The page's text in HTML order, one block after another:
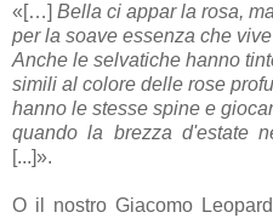
«[…] Bella ci appar la rosa,
per la soave essenza che
Anche le selvatiche hanno
simili al colore delle rose
hanno le stesse spine e
quando la brezza d'estate
[...]».
O il nostro Giacomo